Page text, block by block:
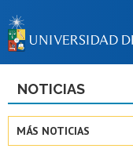
NOTICIAS
MÁS NOTICIAS